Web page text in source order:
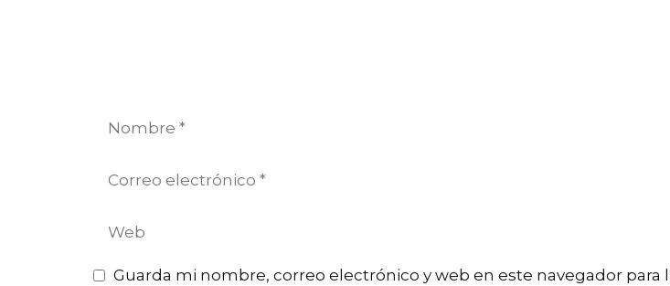
Nombre
Correo
Web
Guarda mi nombre, correo electrónico y web en este navegador para